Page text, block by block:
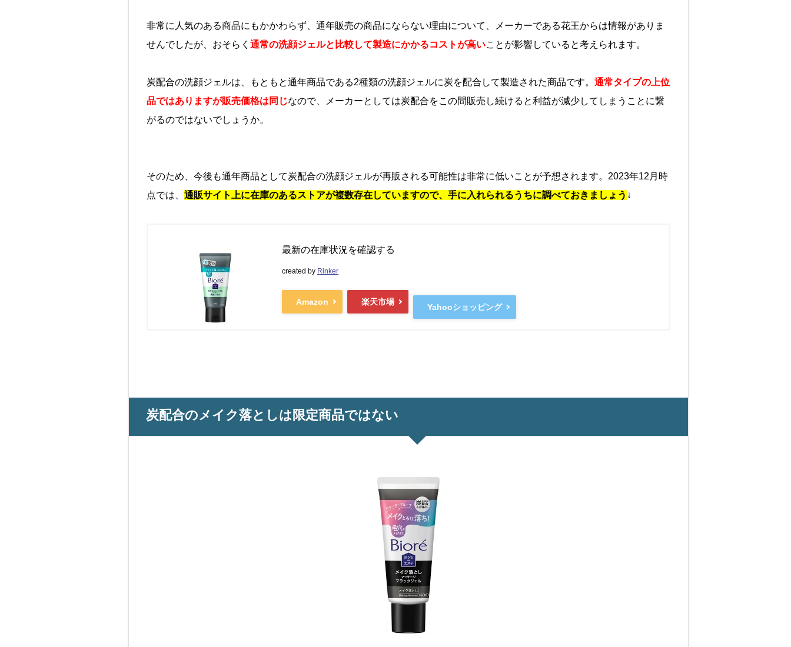
非常に人気のある商品にもかかわらず、通年販売の商品にならない理由について、メーカーである花王からは情報がありま
せんでしたが、おそらく 通常の洗顔ジェルと比較して製造にかかるコストが高いことが影響していると考えられます。
炭配合の洗顔ジェルは、もともと通年商品である2種類の洗顔ジェルに炭を配合して製造された商品です。 通常タイプの上位
品ではありますが販売価格は同じなので、メーカーとしては炭配合をこの間販売し続けると利益が減少してしまうことに繋
がるのではないでしょうか。
そのため、今後も通年商品として炭配合の洗顔ジェルが再販される可能性は非常に低いことが予想されます。2023年12月時
点では、 通販サイト上に在庫のあるストアが複数存在していますので、手に入れられるうちに調べておきましょう ↓
最新の在庫状況を確認する
created by Rinker
Amazon 楽天市場
Yahooショッピング
炭配合のメイク落としは限定商品ではない